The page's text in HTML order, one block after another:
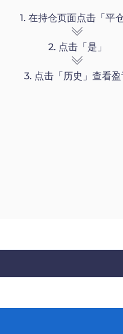
1. 在持仓页面点击「平
2. 点击「是」
3. 点击「历史」查看盈